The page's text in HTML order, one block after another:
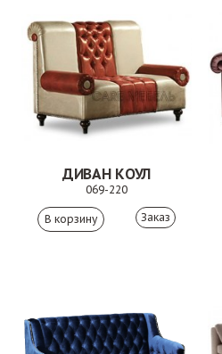
ДИВАН КОУЛ
069-220
Заказ